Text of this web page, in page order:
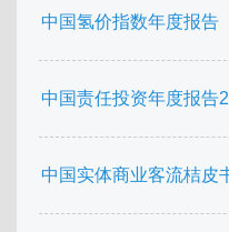
中国氢价指数年度报告
中国责任投资年度报告
中国实体商业客流桔皮